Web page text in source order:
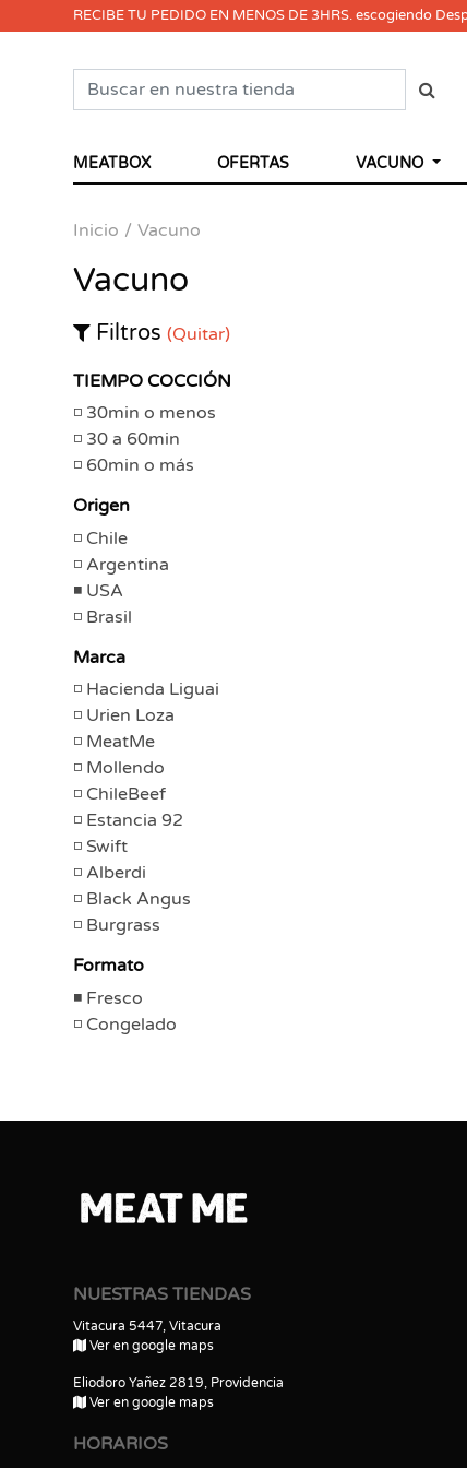
RECIBE TU PEDIDO EN MENOS DE 3HRS. escogiendo
MEATBOX OFERTAS VACUNO
Inicio Vacuno
Vacuno
Filtros (Quitar)
TIEMPO COCCIÓN
30min o menos
30 a 60min
60min o más
Origen
Chile
Argentina
USA
Brasil
Marca
Hacienda Liguai
Urien Loza
MeatMe
Mollendo
ChileBeef
Estancia 92
Swift
Alberdi
Black Angus
Burgrass
Formato
Fresco
Congelado
NUESTRAS TIENDAS
Vitacura 5447, Vitacura
Ver en google maps
Eliodoro Yañez 2819, Providencia
Ver en google maps
HORARIOS